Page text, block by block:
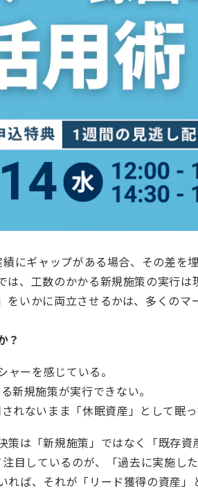
にギャップがある場合、その差を
、工数のかかる新規施策の実行は
をいかに両立させるかは、多くのマ
？
ーを感じている。
新規施策が実行できない。
れないまま「休眠資産」として眠っ
は「新規施策」ではなく「既存資
目しているのが、「過去に実施し
ば、それが「リード獲得の資産